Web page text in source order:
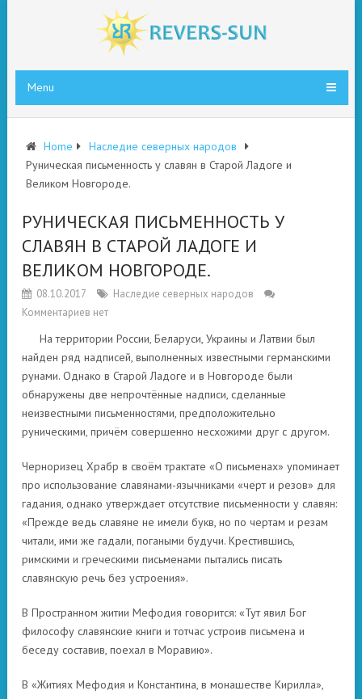
Menu
Home
Наследие северных народов
Руническая письменность у славян в Старой Ладоге и
Великом Новгороде.
РУНИЧЕСКАЯ ПИСЬМЕННОСТЬ У
СЛАВЯН В СТАРОЙ ЛАДОГЕ И
ВЕЛИКОМ НОВГОРОДЕ.
08.10.2017
Наследие северных народов
Комментариев нет
На территории России, Беларуси, Украины и Латвии был
найден ряд надписей, выполненных известными германскими
рунами. Однако в Старой Ладоге и в Новгороде были
обнаружены две непрочтённые надписи, сделанные
неизвестными письменностями, предположительно
руническими, причём совершенно несхожими друг с другом.
Черноризец Храбр в своём трактате «О письменах» упоминает
про использование славянами-язычниками «черт и резов» для
гадания, однако утверждает отсутствие письменности у славян:
«Прежде ведь славяне не имели букв, но по чертам и резам
читали, ими же гадали, погаными будучи. Крестившись,
римскими и греческими письменами пытались писать
славянскую речь без устроения».
В Пространном житии Мефодия говорится: «Тут явил Бог
философу славянские книги и тотчас устроив письмена и
беседу составив, поехал в Моравию».
В «Житиях Мефодия и Константина, в монашестве Кирилла»,